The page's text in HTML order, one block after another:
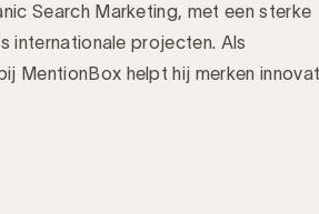
Search Marketing, met een sterke
internationale projecten. Als
MentionBox helpt hij merken